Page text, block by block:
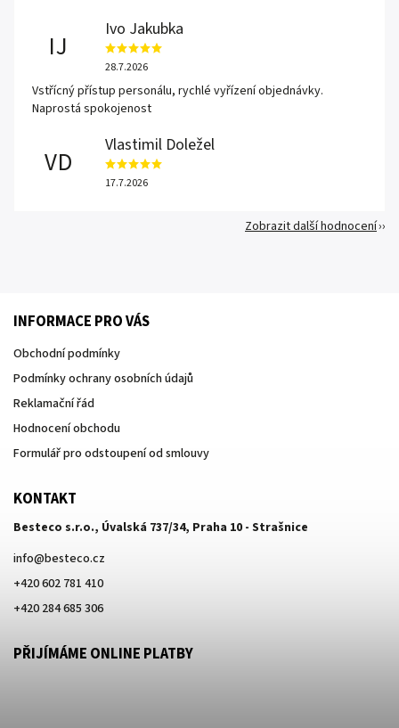
IJ
Ivo Jakubka
28.7.2026
Vstřícný přístup personálu, rychlé vyřízení objednávky.
Naprostá spokojenost
VD
Vlastimil Doležel
17.7.2026
Zobrazit další hodnocení
INFORMACE PRO VÁS
Obchodní podmínky
Podmínky ochrany osobních údajů
Reklamační řád
Hodnocení obchodu
Formulář pro odstoupení od smlouvy
KONTAKT
Besteco s.r.o., Úvalská 737/34, Praha 10 - Strašnice
info@besteco.cz
+420 602 781 410
+420 284 685 306
PŘIJÍMÁME ONLINE PLATBY